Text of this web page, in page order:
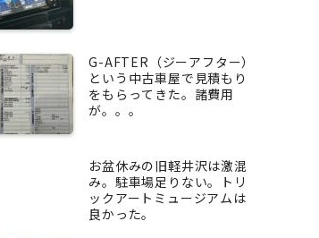
G-AFTER（ジーアフター）
という中古車屋で見積もり
をもらってきた。諸費用
が。。。
お盆休みの旧軽井沢は激混
み。駐車場足りない。トリ
ックアートミュージアムは
良かった。